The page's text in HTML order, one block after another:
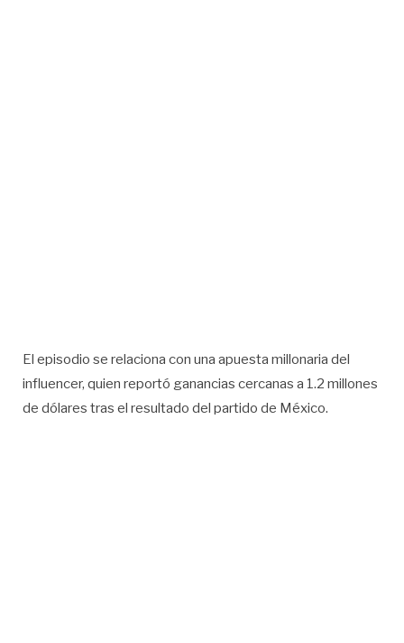
El episodio se relaciona con una apuesta millonaria del
influencer, quien reportó ganancias cercanas a 1.2 millones
de dólares tras el resultado del partido de México.